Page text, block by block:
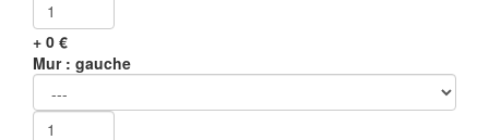
+ 0 €
Mur : gauche